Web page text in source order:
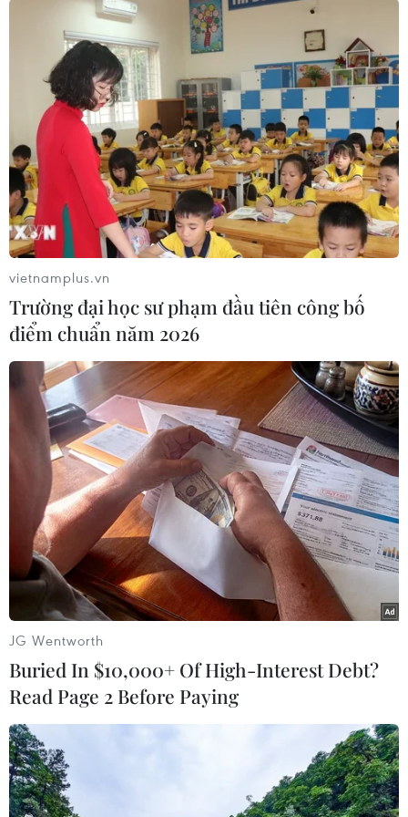
#Trung Quốc #lũ lụt
#mực nước các sông
Theo dõi VietnamPlus
TIN LIÊN QUAN
vietnamplus.vn
Trường đại học sư phạm đầu tiên công bố
điểm chuẩn năm 2026
JG Wentworth
Buried In $10,000+ Of High-Interest Debt?
Read Page 2 Before Paying